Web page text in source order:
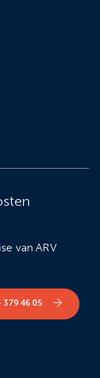
van ARV
379 46 05